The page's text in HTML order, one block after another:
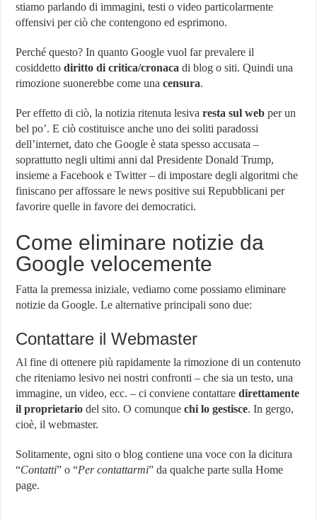
stiamo parlando di immagini, testi o video particolarmente
offensivi per ciò che contengono ed esprimono.
Perché questo? In quanto Google vuol far prevalere il
cosiddetto diritto di critica/cronaca di blog o siti. Quindi una
rimozione suonerebbe come unacensura.
Per effetto di ciò, la notizia ritenuta lesiva resta sul web per un
bel po’. E ciò costituisce anche uno dei soliti paradossi
dell’internet, dato che Google è stata spesso accusata –
soprattutto negli ultimi anni dal Presidente Donald Trump,
insieme a Facebook e Twitter – di impostare degli algoritmi che
finiscano per affossare le news positive sui Repubblicani per
favorire quelle in favore dei democratici.
Come eliminare notizie da
Google velocemente
Fatta la premessa iniziale, vediamo come possiamo eliminare
notizie da Google. Le alternative principali sono due:
Contattare il Webmaster
Al fine di ottenere più rapidamente la rimozione di un contenuto
che riteniamo lesivo nei nostri confronti – che sia un testo, una
immagine, un video, ecc. – ci conviene contattare direttamente
il proprietario del sito. O comunque chi lo gestisce. In gergo,
cioè, il webmaster.
Solitamente, ogni sito o blog contiene una voce con la dicitura
“Contatti” o “Per contattarmi” da qualche parte sulla Home
page.